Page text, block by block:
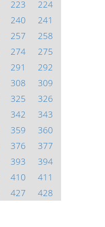
223
224
240
241
257
258
274
275
291
292
308
309
325
326
342
343
359
360
376
377
393
394
410
411
427
428